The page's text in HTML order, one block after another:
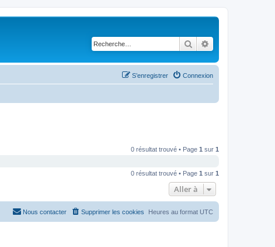
Rechercher
Connexion
S’enregistrer
0 résultat trouvé • Page 1 sur 1
0 résultat trouvé • Page 1 sur 1
Aller à
Heures au format UTC
Supprimer les cookies
Nous contacter